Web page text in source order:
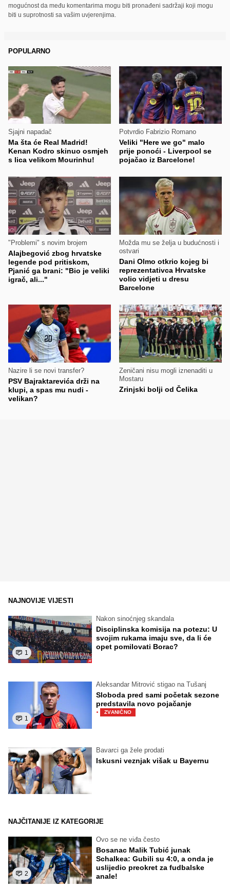
mogućnost da među komentarima mogu biti pronađeni sadržaji koji mogu
biti u suprotnosti sa vašim uvjerenjima.
POPULARNO
Sjajni napadač
Ma šta će Real Madrid!
Kenan Kodro skinuo osmjeh
s lica velikom Mourinhu!
Potvrdio Fabrizio Romano
Veliki "Here we go" malo
prije ponoći - Liverpool se
pojačao iz Barcelone!
"Problemi" s novim brojem
Alajbegović zbog hrvatske
legende pod pritiskom,
Pjanić ga brani: "Bio je veliki
igrač, ali..."
Možda mu se želja u budućnosti i
ostvari
Dani Olmo otkrio kojeg bi
reprezentativca Hrvatske
volio vidjeti u dresu
Barcelone
Nazire li se novi transfer?
PSV Bajraktarevića drži na
klupi, a spas mu nudi -
velikan?
Zeničani nisu mogli iznenaditi u
Mostaru
Zrinjski bolji od Čelika
NAJNOVIJE VIJESTI
1
Nakon sinoćnjeg skandala
Disciplinska komisija na potezu: U
svojim rukama imaju sve, da li će
opet pomilovati Borac?
1
Aleksandar Mitrović stigao na Tušanj
Sloboda pred sami početak sezone
predstavila novo pojačanje
· ZVANIČNO
Bavarci ga žele prodati
Iskusni veznjak višak u Bayernu
NAJČITANIJE IZ KATEGORIJE
2
Ovo se ne viđa često
Bosanac Malik Tubić junak
Schalkea: Gubili su 4:0, a onda je
uslijedio preokret za fudbalske
anale!